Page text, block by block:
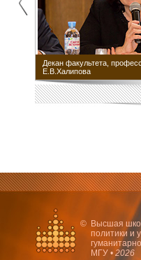
Декан факультета,
Е.В.Халипова
© Высшая
политики и
МГУ • 2026